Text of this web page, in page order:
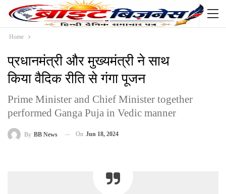
Home
प्रधानमंत्री और मुख्यमंत्री ने साथ
किया वैदिक रीति से गंगा पूजन
Prime Minister and Chief Minister together
performed Ganga Puja in Vedic manner
By BB News On Jun 18, 2024